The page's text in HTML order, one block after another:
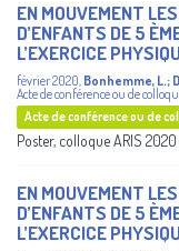
EN MOUVEMENT
D’ENFANTS DE 5
L’EXERCICE
février 2020, Bonhemme, L.;
Acte de conférence ou de
Acte de conférence ou de
Poster, colloque ARIS
EN MOUVEMENT
D’ENFANTS DE 5
L’EXERCICE